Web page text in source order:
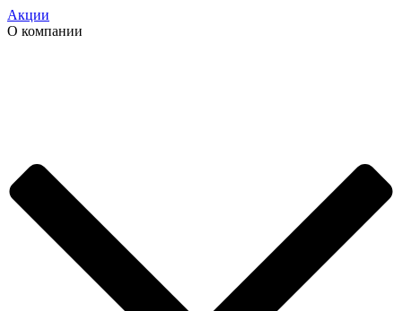
Акции
О компании